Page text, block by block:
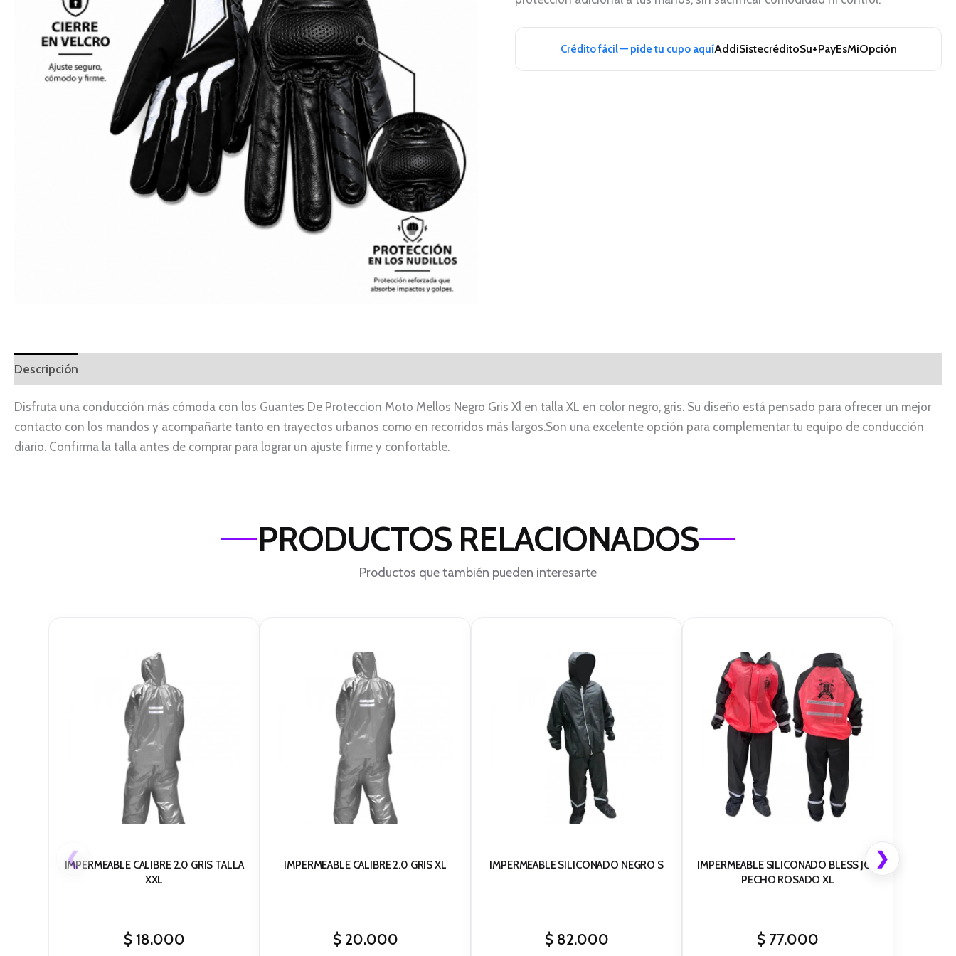
Crédito fácil — pide tu cupo aquíAddiSistecréditoSu+PayEsMiOpción
Descripción
Disfruta una conducción más cómoda con los Guantes De Proteccion Moto Mellos Negro Gris Xl en talla XL en color negro, gris. Su diseño está pensado para ofrecer un mejor
contacto con los mandos y acompañarte tanto en trayectos urbanos como en recorridos más largos.Son una excelente opción para complementar tu equipo de conducción
diario. Confirma la talla antes de comprar para lograr un ajuste firme y confortable.
PRODUCTOS RELACIONADOS
Productos que también pueden interesarte
IMPERMEABLE CALIBRE 2.0 GRIS TALLA
XXL
$18.000
IMPERMEABLE CALIBRE 2.0 GRIS XL
$20.000
IMPERMEABLE SILICONADO NEGRO S
$82.000
IMPERMEABLE SILICONADO BLESS JOR
PECHO ROSADO XL
$ 77.000
❮ ❯